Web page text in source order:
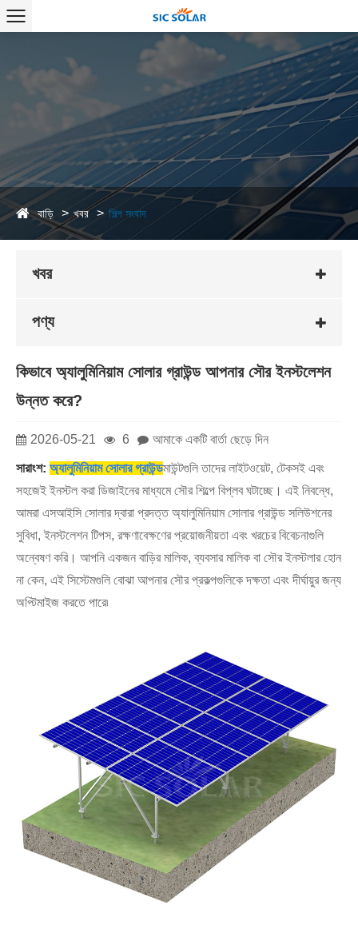
বাড়ি খবর শিল্প সংবাদ
খবর
পণ্য
কিভাবে অ্যালুমিনিয়াম সোলার গ্রাউন্ড আপনার সৌর ইনস্টলেশন
উন্নত করে?
2026-05-21 6 আমাকে একটি বার্তা ছেড়ে দিন
সারাংশ: অ্যালুমিনিয়াম সোলার গ্রাউন্ডমাউন্টগুলি তাদের লাইটওয়েট, টেকসই এবং
সহজেই ইনস্টল করা ডিজাইনের মাধ্যমে সৌর শিল্পে বিপ্লব ঘটাচ্ছে। এই নিবন্ধে,
আমরা এসআইসি সোলার দ্বারা প্রদত্ত অ্যালুমিনিয়াম সোলার গ্রাউন্ড সলিউশনের
সুবিধা, ইনস্টলেশন টিপস, রক্ষণাবেক্ষণের প্রয়োজনীয়তা এবং খরচের বিবেচনাগুলি
অন্বেষণ করি। আপনি একজন বাড়ির মালিক, ব্যবসার মালিক বা সৌর ইনস্টলার হোন
না কেন, এই সিস্টেমগুলি বোঝা আপনার সৌর প্রকল্পগুলিকে দক্ষতা এবং দীর্ঘায়ুর জন্য
অপ্টিমাইজ করতে পারে৷